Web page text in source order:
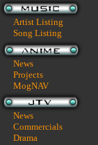
Artist Listing
Song Listing
News
Projects
MogNAV
News
Commercials
Drama